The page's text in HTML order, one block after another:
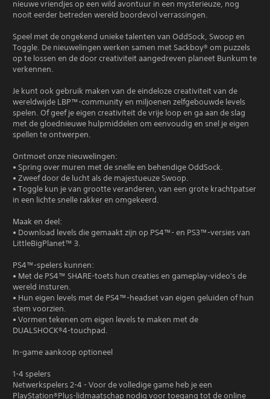
nieuwe vriendjes op een wild avontuur in een mysterieuze, nog
nooit eerder betreden wereld boordevol verrassingen.
Speel met de ongekend unieke talenten van OddSock, Swoop en
Toggle. De nieuwelingen werken samen met Sackboy® om puzzels
op te lossen en de door creativiteit aangedreven planeet Bunkum te
verkennen.
Je kunt ook gebruik maken van de eindeloze creativiteit van de
wereldwijde LBP™-community en miljoenen zelfgebouwde levels
spelen. Of geef je eigen creativiteit de vrije loop en ga aan de slag
met de gloednieuwe hulpmiddelen om eenvoudig en snel je eigen
spellen te ontwerpen.
Ontmoet onze nieuwelingen:
• Spring over muren met de snelle en behendige OddSock.
• Zweef door de lucht als de majestueuze Swoop.
• Toggle kun je van grootte veranderen, van een grote krachtpatser
in een lichte snelle rakker en omgekeerd.
Maak en deel:
• Download levels die gemaakt zijn op PS4™- en PS3™-versies van
LittleBigPlanet™ 3.
PS4™-spelers kunnen:
• Met de PS4™ SHARE-toets hun creaties en gameplay-video's de
wereld insturen.
• Hun eigen levels met de PS4™-headset van eigen geluiden of hun
stem voorzien.
• Vormen tekenen om eigen levels te maken met de
DUALSHOCK®4-touchpad.
In-game aankoop optioneel
1-4 spelers
Netwerkspelers 2-4 - Voor de volledige game heb je een
PlayStation®Plus-lidmaatschap nodig voor toegang tot de online